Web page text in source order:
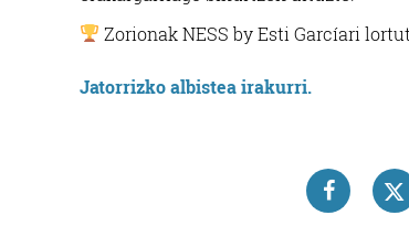
Zorionak NESS by Esti Garcíari
Jatorrizko albistea irakurri.